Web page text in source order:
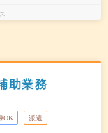
助業務
OK 派遣